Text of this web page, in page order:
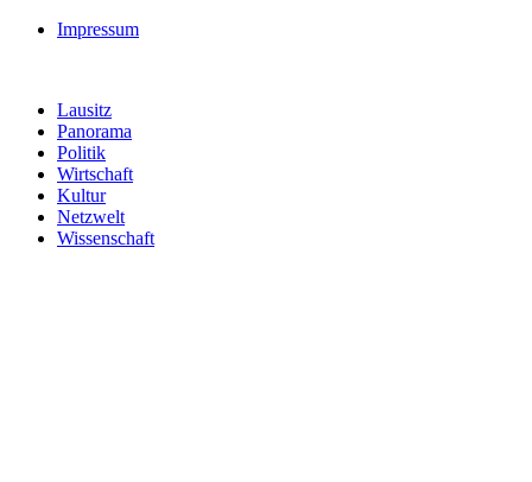
Impressum
Lausitz
Panorama
Politik
Wirtschaft
Kultur
Netzwelt
Wissenschaft